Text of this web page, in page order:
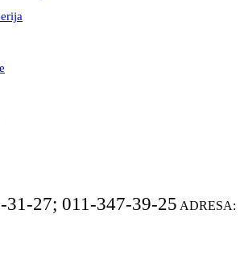
31-27; 011-347-39-25 ADRESA: